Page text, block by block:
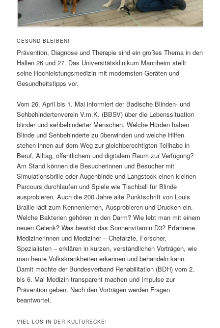
GESUND BLEIBEN!
Prävention, Diagnose und Therapie sind ein großes Thema in den
Hallen 26 und 27. Das Universitätsklinikum Mannheim stellt
seine Hochleistungsmedizin mit modernsten Geräten und
Gesundheitstipps vor.
Vom 26. April bis 1. Mai informiert der Badische Blinden- und
Sehbehindertenverein V.m.K. (BBSV) über die Lebenssituation
blinder und sehbehinderter Menschen. Welche Hürden haben
Blinde und Sehbehinderte zu überwinden und welche Hilfen
stehen ihnen auf dem Weg zur gleichberechtigten Teilhabe in
Beruf, Alltag, öffentlichem und digitalem Raum zur Verfügung?
Am Stand können die Besucherinnen und Besucher mit
Simulationsbrille oder Augenbinde und Langstock einen kleinen
Parcours durchlaufen und Spiele wie Tischball für Blinde
ausprobieren. Auch die 200 Jahre alte Punktschrift von Louis
Braille lädt zum Kennenlernen, Ausprobieren und Drucken ein.
Welche Bakterien gehören in den Darm? Wie lebt man mit einem
neuen Gelenk? Was bewirkt das Sonnenvitamin D3? Erfahrene
Medizinerinnen und Mediziner – Chefärzte, Forscher,
Spezialisten – erklären in kurzen, verständlichen Vorträgen, wie
man heute Volkskrankheiten erkennen und behandeln kann.
Damit möchte der Bundesverband Rehabilitation (BDH) vom 2.
bis 6. Mai Medizin transparent machen und Impulse zur
Prävention geben. Nach den Vorträgen werden Fragen
beantwortet.
VIEL LOS IN DER KULTURECKE!